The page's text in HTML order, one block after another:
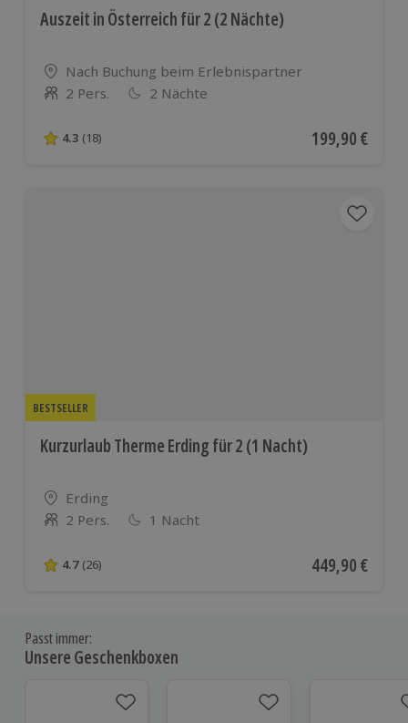
Auszeit in Österreich für 2 (2 Nächte)
Standort
Nach Buchung beim Erlebnispartner
Anzahl der Teilnehmer
2 Pers. 2 Nächte
4.3 von 5 Sternen basierend auf 18 Bewertungen
4.3 (18) Aktueller Preis
199,90 €
BESTSELLER
Kurzurlaub Therme Erding für 2 (1 Nacht)
Standort
Erding
Anzahl der Teilnehmer
2 Pers. 1 Nacht
4.7 von 5 Sternen basierend auf 26 Bewertungen
4.7 (26) Aktueller Preis
449,90 €
Passt immer:
Unsere Geschenkboxen